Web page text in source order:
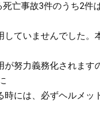
亡事故3件のうち2件
していませんでした。
努力義務化されます
には、必ずヘルメッ